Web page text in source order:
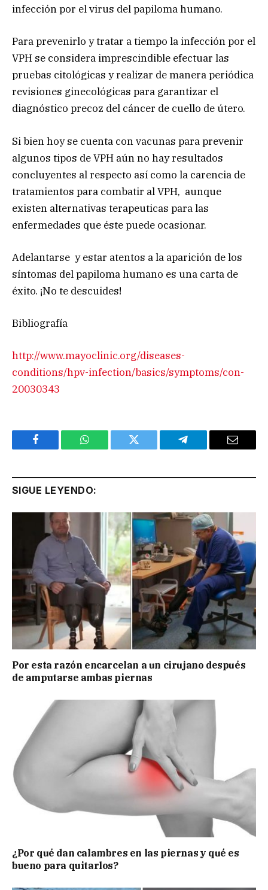
infección por el virus del papiloma humano.
Para prevenirlo y tratar a tiempo la infección por el
VPH se considera imprescindible efectuar las
pruebas citológicas y realizar de manera periódica
revisiones ginecológicas para garantizar el
diagnóstico precoz del cáncer de cuello de útero.
Si bien hoy se cuenta con vacunas para prevenir
algunos tipos de VPH aún no hay resultados
concluyentes al respecto así como la carencia de
tratamientos para combatir al VPH, aunque
existen alternativas terapeuticas para las
enfermedades que éste puede ocasionar.
Adelantarse y estar atentos a la aparición de los
síntomas del papiloma humano es una carta de
éxito. ¡No te descuides!
Bibliografía
http://www.mayoclinic.org/diseases-
conditions/hpv-infection/basics/symptoms/con-
20030343
Facebook WhatsApp Twitter Telegram Email
SIGUE LEYENDO:
Por esta razón encarcelan a un cirujano después
de amputarse ambas piernas
¿Por qué dan calambres en las piernas y qué es
bueno para quitarlos?